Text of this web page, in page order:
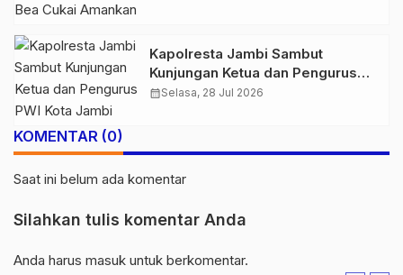
Kapolresta Jambi Sambut
Kunjungan Ketua dan Pengurus
PWI Kota Jambi Perkuat Sinergi
calendar_monthSelasa, 28 Jul 2026
KOMENTAR (0)
Saat ini belum ada komentar
Silahkan tulis komentar Anda
Anda harus masuk untuk berkomentar.